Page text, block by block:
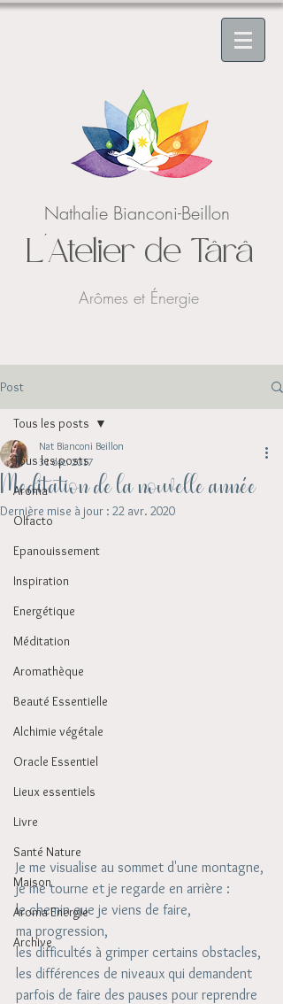
Nathalie Bianconi-Beillon
L'Atelier de Târâ
Arômes et Énergie
Post
Tous les posts
Aroma
Olfacto
Epanouissement
Inspiration
Energétique
Méditation
Aromathèque
Beauté Essentielle
Alchimie végétale
Oracle Essentiel
Lieux essentiels
Livre
Santé Nature
Maison
Aroma Energie
Archive
Tous les posts
Meditation de la nouvelle année
Nat Bianconi Beillon
31 déc. 2017
Dernière mise à jour : 22 avr. 2020
Je me visualise au sommet d'une montagne,
je me tourne et je regarde en arrière :
le chemin que je viens de faire,
ma progression,
les difficultés à grimper certains obstacles,
les différences de niveaux qui demandent
parfois de faire des pauses pour reprendre